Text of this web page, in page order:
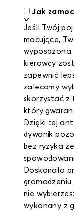
Jak
Jeśli Twój
mocujące,
kierowcy
zapewnić
zalecamy
skorzystać z
który
Dzięki tej
dywanik
bez ryzyka
Doskonała
gromadzeniu
nie
wykonany z